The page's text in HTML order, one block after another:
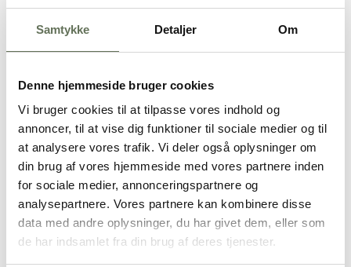
Samtykke Detaljer Om
Denne hjemmeside bruger cookies
Vi bruger cookies til at tilpasse vores indhold og
annoncer, til at vise dig funktioner til sociale medier og til
at analysere vores trafik. Vi deler også oplysninger om
din brug af vores hjemmeside med vores partnere inden
for sociale medier, annonceringspartnere og
analysepartnere. Vores partnere kan kombinere disse
data med andre oplysninger, du har givet dem, eller som
de har indsamlet fra din brug af deres tjenester.
FÅ ET TILBUD